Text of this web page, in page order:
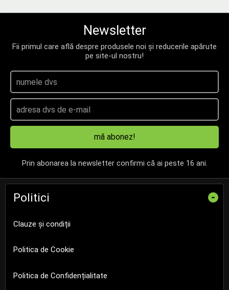
Newsletter
Fii primul care află despre produsele noi și reducerile apărute
pe site-ul nostru!
mă abonez!
Prin abonarea la newsletter confirmi că ai peste 16 ani.
Politici -
Clauze și condiții
Politica de Cookie
Politica de Confidențialitate